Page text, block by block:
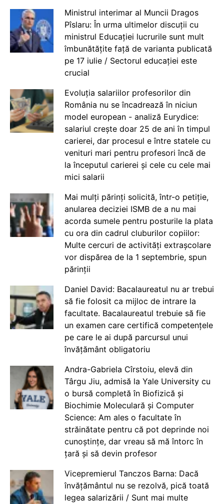
Ministrul interimar al Muncii Dragos
Pîslaru: În urma ultimelor discuții cu
ministrul Educației lucrurile sunt mult
îmbunătățite față de varianta publicată
pe 17 iulie / Sectorul educației este
crucial
Evoluția salariilor profesorilor din
România nu se încadrează în niciun
model european - analiză Eurydice:
salariul crește doar 25 de ani în timpul
carierei, dar procesul e între statele cu
venituri mari pentru profesori încă de
la începutul carierei și cele cu cele mai
mici salarii
Mai mulți părinți solicită, într-o petiție,
anularea deciziei ISMB de a nu mai
acorda sumele pentru posturile la plata
cu ora din cadrul cluburilor copiilor:
Multe cercuri de activități extrașcolare
vor dispărea de la 1 septembrie, spun
părinții
Daniel David: Bacalaureatul nu ar trebui
să fie folosit ca mijloc de intrare la
facultate. Bacalaureatul trebuie să fie
un examen care certifică competențele
pe care le ai după parcursul unui
învățământ obligatoriu
Andra-Gabriela Cîrstoiu, elevă din
Târgu Jiu, admisă la Yale University cu
o bursă completă în Biofizică și
Biochimie Moleculară și Computer
Science: Am ales o facultate în
străinătate pentru că pot deprinde noi
cunoștințe, dar vreau să mă întorc în
țară și să devin profesor
Vicepremierul Tanczos Barna: Dacă
învățământul nu se rezolvă, pică toată
legea salarizării / Sunt mai multe